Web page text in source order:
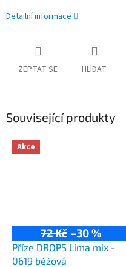
Detailní informace
ZEPTAT SE HLÍDAT
Související produkty
Akce
72 Kč –30 %
Příze DROPS Lima mix -
0619 béžová